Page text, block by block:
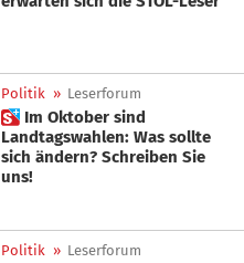
Politik » Leserforum
 Im Oktober sind
Landtagswahlen: Was sollte
sich ändern? Schreiben Sie
uns!
Politik » Leserforum